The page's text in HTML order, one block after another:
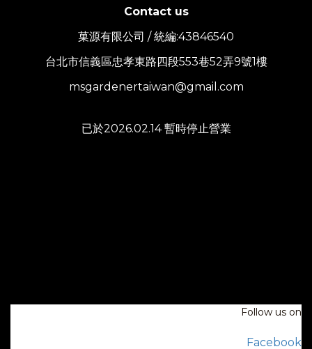
Contact us
菓源有限公司 / 統編:43846540
台北市信義區忠孝東路四段553巷52弄9號1樓
msgardenertaiwan@gmail.com
已於2026.02.14 暫時停止營業
Follow us on
Facebook